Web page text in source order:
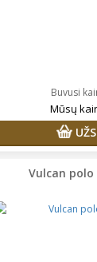
Buvusi
Mūsų
Vulcan